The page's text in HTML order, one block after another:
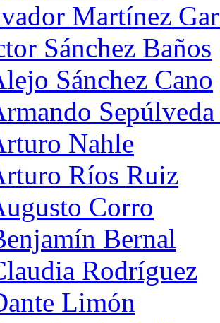
Martínez
Sánchez Baños
Sánchez Cano
Nahle
Ríos Ruiz
Corro
Bernal
Rodríguez
Limón